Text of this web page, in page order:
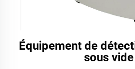
Équipement de
sous vide